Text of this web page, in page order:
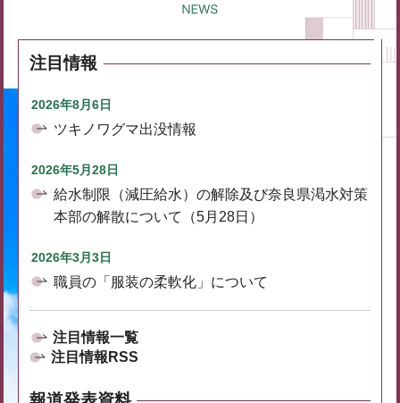
注目情報
2026年8月6日
ツキノワグマ出没情報
2026年5月28日
給水制限（減圧給水）の解除及び奈良県渇水対策
本部の解散について（5月28日）
2026年3月3日
職員の「服装の柔軟化」について
注目情報一覧
注目情報RSS